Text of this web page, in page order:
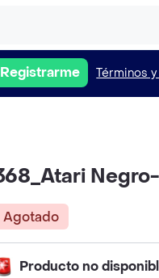
Registrarme Términos
Agotado
Producto no